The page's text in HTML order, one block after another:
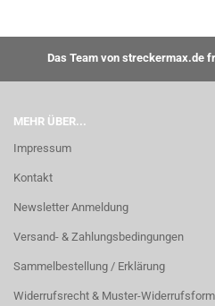
Das Team von streckermax.de
MEHR ÜBER...
Impressum
Kontakt
Newsletter Anmeldung
Versand- & Zahlungsbedingungen
Sammelbestellung / Erklärung
Widerrufsrecht & Muster-